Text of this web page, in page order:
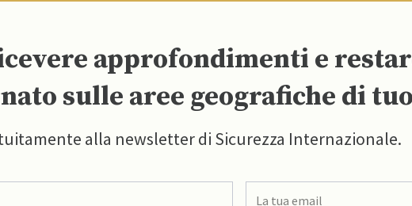
approfondimenti e
sulle aree geografiche di
alla newsletter di Sicurezza Internazionale.